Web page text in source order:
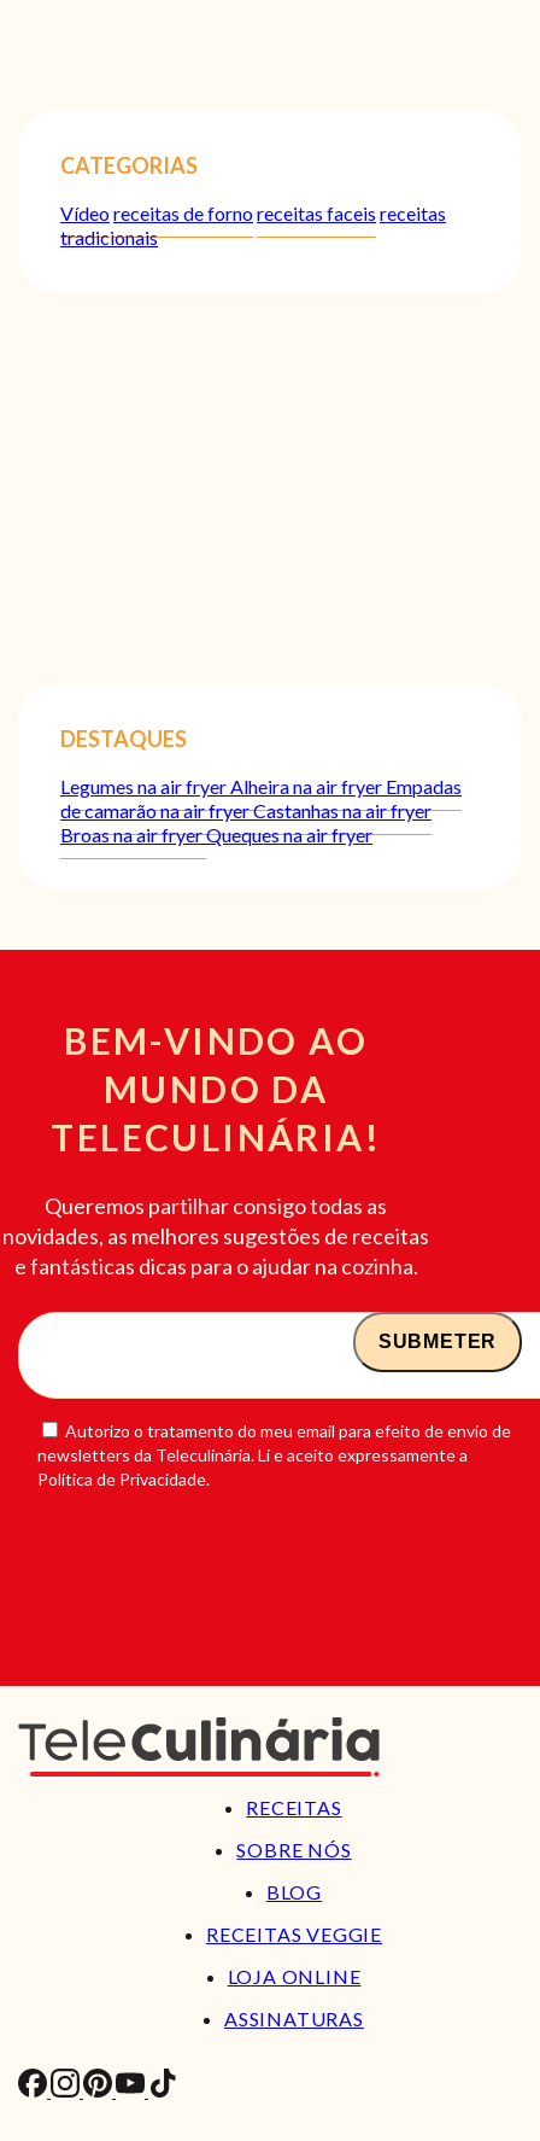
CATEGORIAS
Vídeoreceitas de fornoreceitas faceis receitas
tradicionais
DESTAQUES
Legumes na air fryerAlheira na air fryer Empadas
de camarão na air fryerCastanhas na air fryer
Broas na air fryerQueques na air fryer
BEM-VINDO AO
MUNDO DA
TELECULINÁRIA!
Queremos partilhar consigo todas as
novidades, as melhores sugestões de receitas
e fantásticas dicas para o ajudar na cozinha.
Autorizo o tratamento do meu email para efeito de envio de
newsletters da Teleculinária. Li e aceito expressamente a
Política de Privacidade.
RECEITAS
SOBRE NÓS
BLOG
RECEITAS VEGGIE
LOJA ONLINE
ASSINATURAS